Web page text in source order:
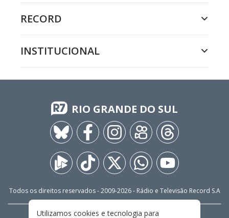
RECORD
INSTITUCIONAL
RIO GRANDE DO SUL
Todos os direitos reservados - 2009-2026- Rádio e Televisão Record S.A
Utilizamos cookies e tecnologia para